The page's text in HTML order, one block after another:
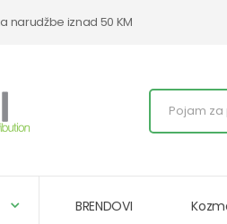
narudžbe iznad 50 KM
BRENDOVI